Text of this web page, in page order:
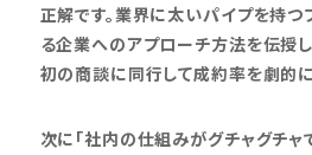
正解です。業界に太いパイプを持つ
る企業へのアプローチ方法を伝授し
初の商談に同行して成約率を劇的に
次に「社内の仕組みがグチャグチャ